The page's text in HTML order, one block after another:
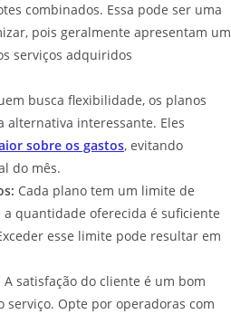
combinados. Essa pode ser uma
pois geralmente apresentam um
serviços adquiridos
busca flexibilidade, os planos
alternativa interessante. Eles
sobre os gastos, evitando
do mês.
Cada plano tem um limite de
a quantidade oferecida é suficiente
esse limite pode resultar em
A satisfação do cliente é um bom
Opte por operadoras com